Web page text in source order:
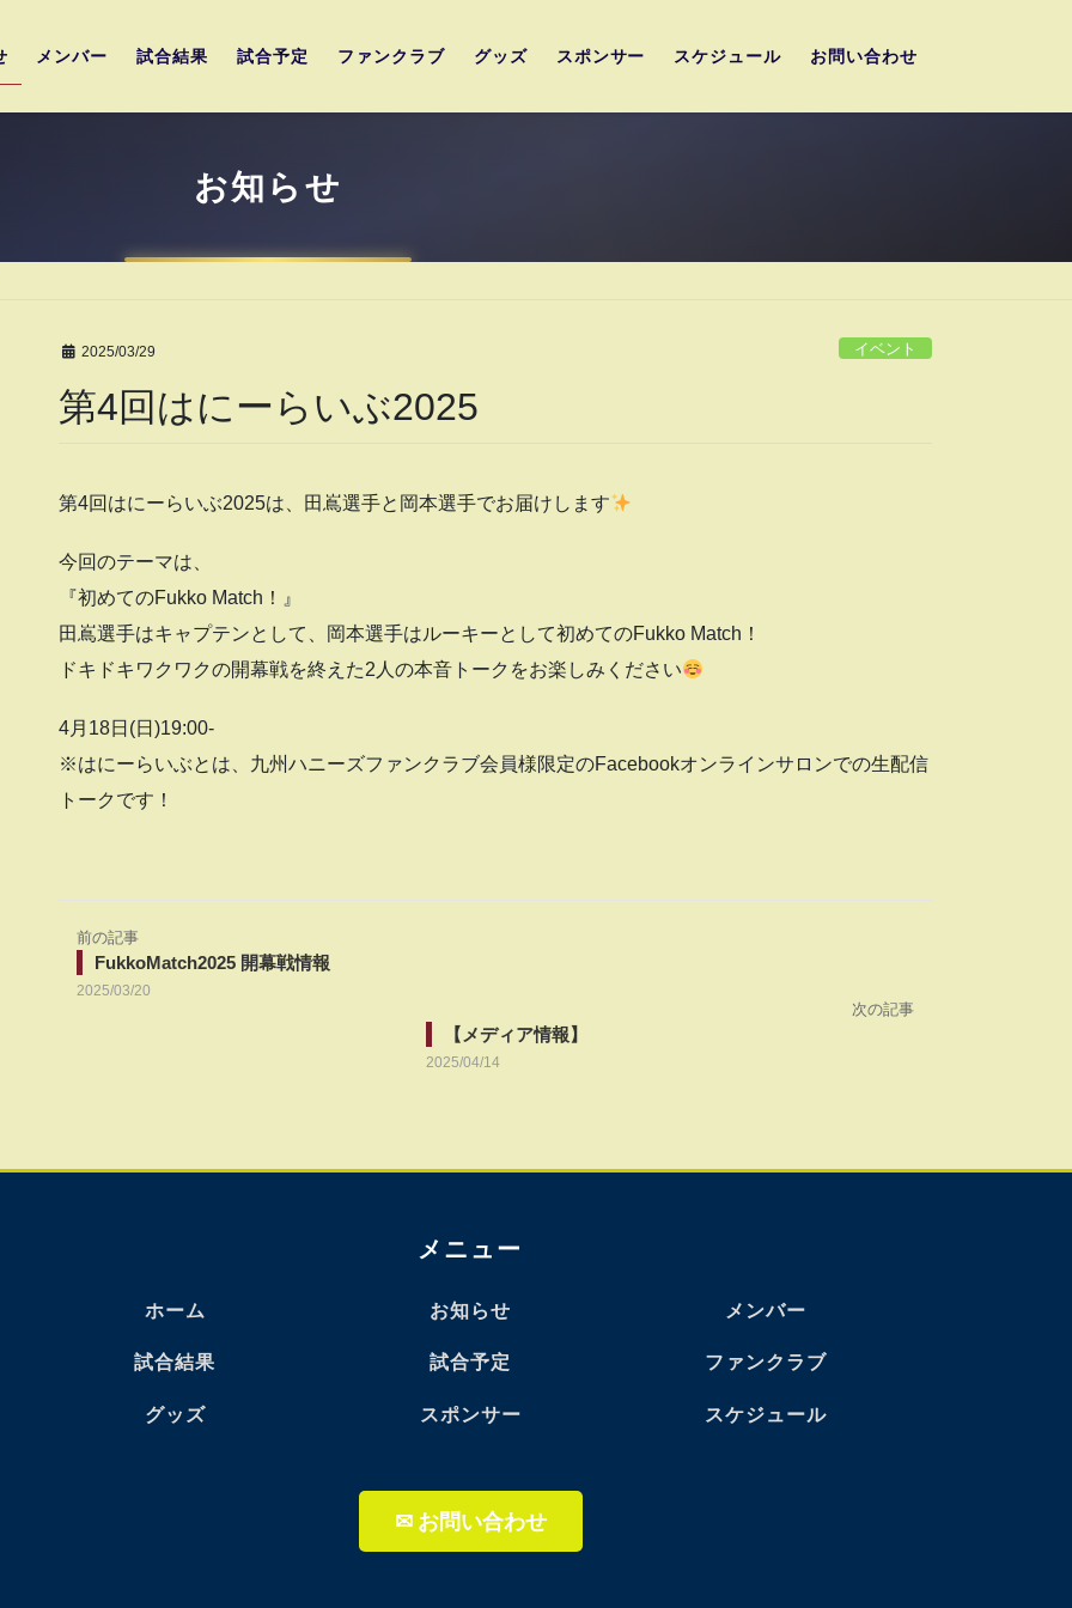
メンバー 試合結果 試合予定 ファンクラブ グッズ スポンサー スケジュール お問い合わせ
お知らせ
2025/03/29 イベント
第4回はにーらいぶ2025
第4回はにーらいぶ2025は、田嶌選手と岡本選手でお届けします
今回のテーマは、
『初めてのFukko Match！』
田嶌選手はキャプテンとして、岡本選手はルーキーとして初めてのFukko Match！
ドキドキワクワクの開幕戦を終えた2人の本音トークをお楽しみください
4月18日(日)19:00-
※はにーらいぶとは、九州ハニーズファンクラブ会員様限定のFacebookオンラインサロンでの生配信
トークです！
前の記事
FukkoMatch2025 開幕戦情報
2025/03/20
次の記事
【メディア情報】
2025/04/14
メニュー
ホーム お知らせ メンバー
試合結果 試合予定 ファンクラブ
グッズ スポンサー スケジュール
✉ お問い合わせ